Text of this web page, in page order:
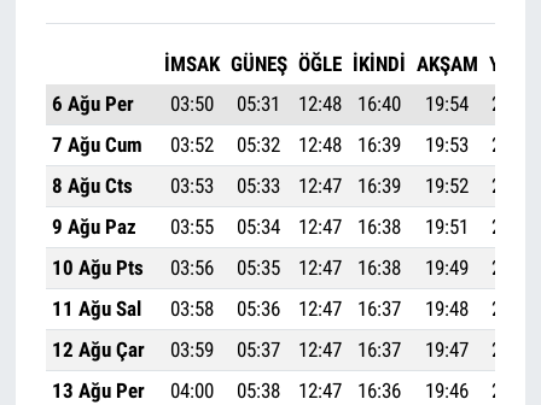
İMSAK GÜNEŞ ÖĞLE İKINDI AKŞAM YATSI
6 Ağu Per
03:50 05:31 12:48 16:40 19:54
21:28
7 Ağu Cum
03:52 05:32 12:48 16:39 19:53
21:26
8 Ağu Cts
03:53 05:33 12:47 16:39 19:52
21:25
9 Ağu Paz
03:55 05:34 12:47 16:38 19:51
21:23
10 Ağu Pts
03:56 05:35 12:47 16:38 19:49
21:21
11 Ağu Sal
03:58 05:36 12:47 16:37 19:48
21:20
12 Ağu Çar
03:59 05:37 12:47 16:37 19:47
21:18
13 Ağu Per
04:00 05:38 12:47 16:36 19:46
21:16